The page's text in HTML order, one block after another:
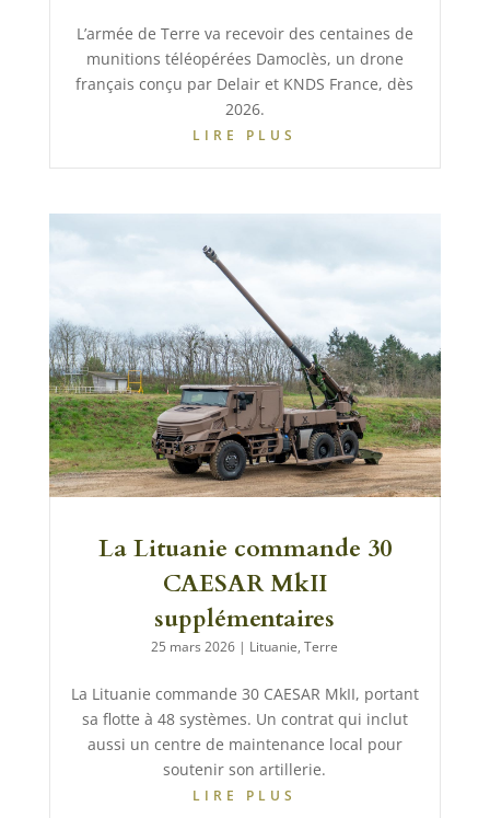
L’armée de Terre va recevoir des centaines de
munitions téléopérées Damoclès, un drone
français conçu par Delair et KNDS France, dès
2026.
LIRE PLUS
La Lituanie commande 30
CAESAR MkII
supplémentaires
25 mars 2026 | Lituanie,Terre
La Lituanie commande 30 CAESAR MkII, portant
sa flotte à 48 systèmes. Un contrat qui inclut
aussi un centre de maintenance local pour
soutenir son artillerie.
LIRE PLUS